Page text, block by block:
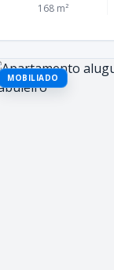
168 m²
MOBILIADO